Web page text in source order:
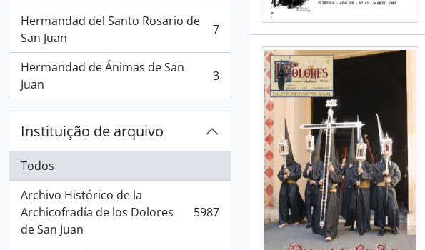
Hermandad del Santo Rosario de
San Juan
, 7 resultados 7
Hermandad de Ánimas de San
Juan
, 3 resultados 3
Instituição de arquivo
Todos
Archivo Histórico de la
Archicofradía de los Dolores
de San Juan
, 5987 resultados 5987